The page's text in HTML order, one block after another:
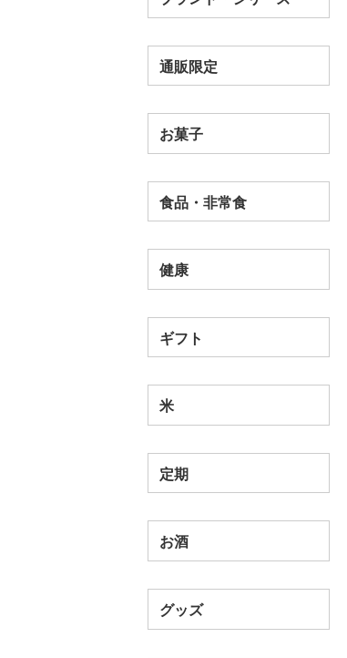
通販限定
お菓子
食品・非常食
健康
ギフト
米
定期
お酒
グッズ